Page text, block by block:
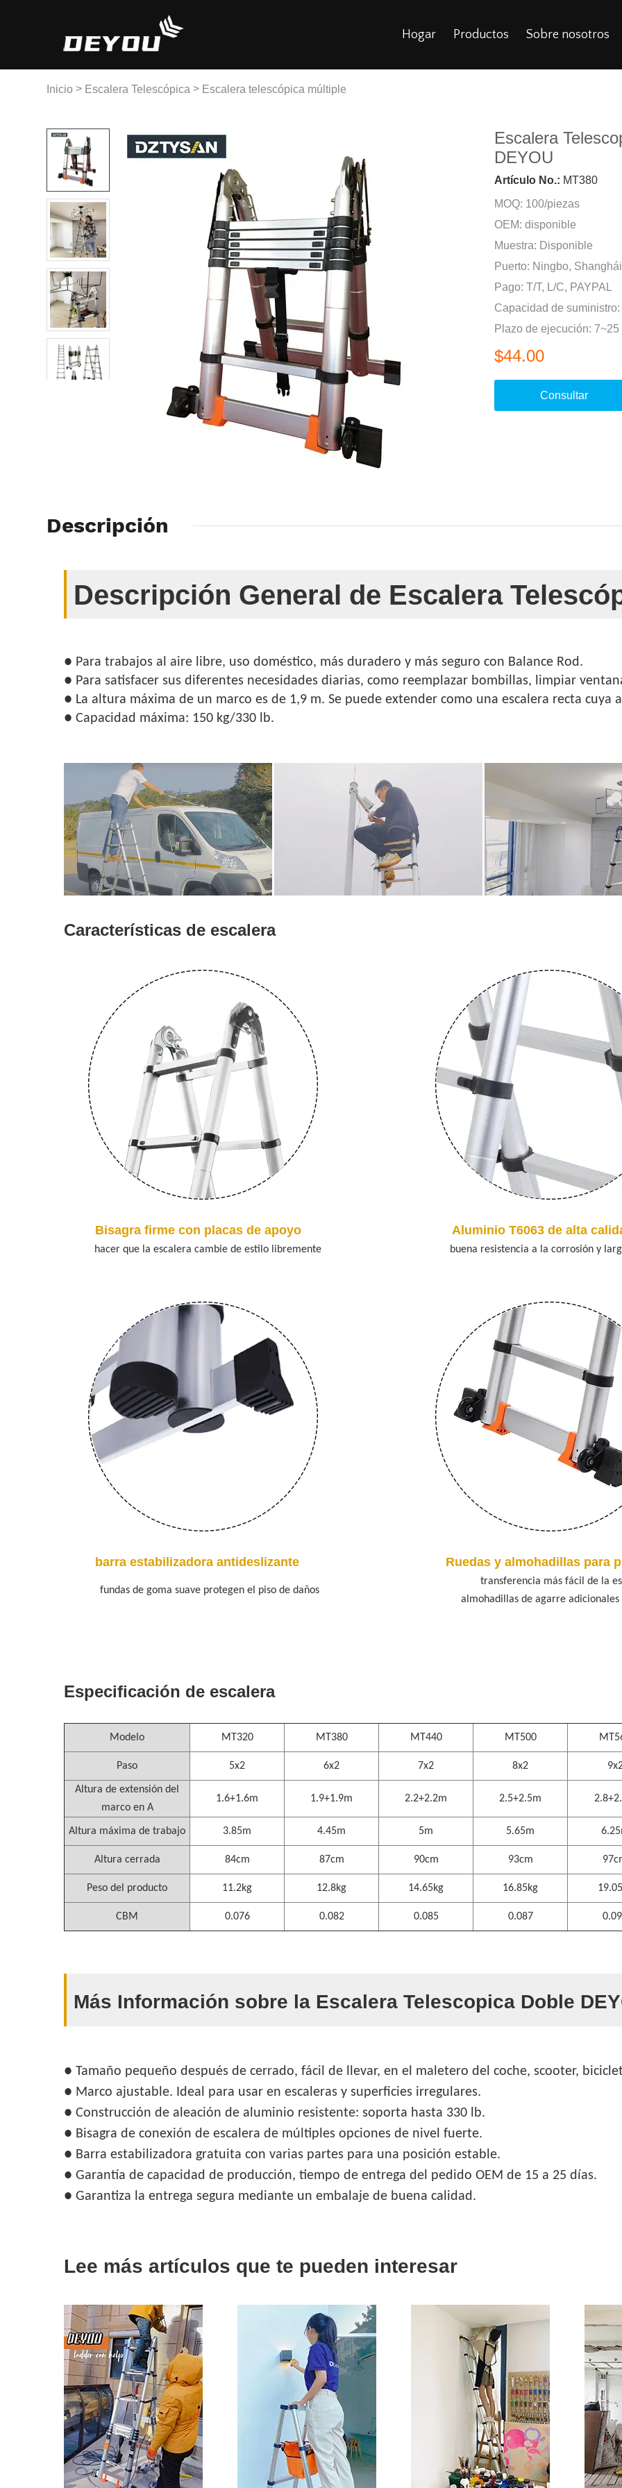
Hogar Productos Sobre nosotros
Inicio > Escalera Telescópica > Escalera telescópica múltiple
Escalera
DEYOU
Artículo No.: MT380
MOQ: 100/piezas
OEM: disponible
Muestra: Disponible
Puerto: Ningbo,
Pago: T/T, L/C, PAYPAL
Capacidad de
Plazo de ejecución: 7~25
$44.00
Consultar
Descripción
Descripción General de Escalera
● Para trabajos al aire libre, uso doméstico, más duradero y más seguro con Balance Rod.
● Para satisfacer sus diferentes necesidades diarias, como reemplazar bombillas, limpiar
● La altura máxima de un marco es de 1,9 m. Se puede extender como una escalera recta cuya
● Capacidad máxima: 150 kg/330 lb.
Características de escalera
Bisagra firme con placas de apoyo Aluminio T6063 de alta
hacer que la escalera cambie de estilo libremente buena resistencia a la corrosión y
barra estabilizadora antideslizante Ruedas y almohadillas para
fundas de goma suave protegen el piso de daños
transferencia más fácil de la
almohadillas de agarre adicionales
Especificación de escalera
Modelo MT320 MT380 MT440 MT500
Paso 5x2 6x2 7x2 8x2
Altura de extensión del
marco en A
1.6+1.6m 1.9+1.9m 2.2+2.2m 2.5+2.5m
Altura máxima de trabajo 3.85m 4.45m 5m 5.65m
Altura cerrada 84cm 87cm 90cm 93cm
Peso del producto 11.2kg 12.8kg 14.65kg 16.85kg
CBM 0.076 0.082 0.085 0.087
Más Información sobre la Escalera Telescopica Doble
● Tamaño pequeño después de cerrado, fácil de llevar, en el maletero del coche, scooter,
● Marco ajustable. Ideal para usar en escaleras y superficies irregulares.
● Construcción de aleación de aluminio resistente: soporta hasta 330 lb.
● Bisagra de conexión de escalera de múltiples opciones de nivel fuerte.
● Barra estabilizadora gratuita con varias partes para una posición estable.
● Garantía de capacidad de producción, tiempo de entrega del pedido OEM de 15 a 25 días.
● Garantiza la entrega segura mediante un embalaje de buena calidad.
Lee más artículos que te pueden interesar